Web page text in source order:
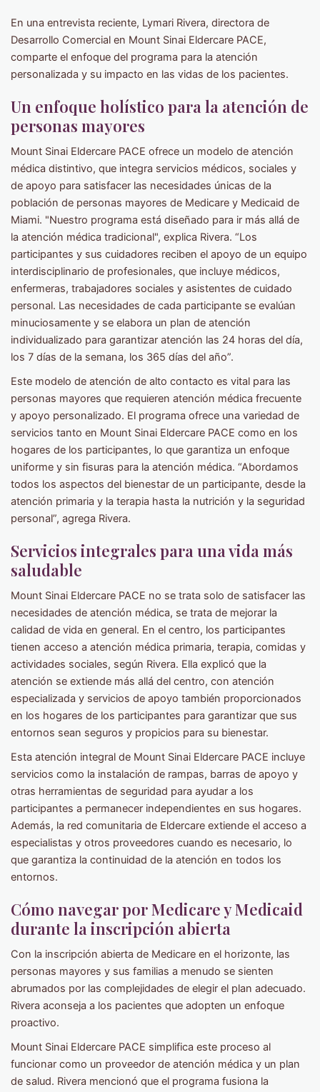
En una entrevista reciente, Lymari Rivera, directora de
Desarrollo Comercial en Mount Sinai Eldercare PACE,
comparte el enfoque del programa para la atención
personalizada y su impacto en las vidas de los pacientes.
Un enfoque holístico para la atención de
personas mayores
Mount Sinai Eldercare PACE ofrece un modelo de atención
médica distintivo, que integra servicios médicos, sociales y
de apoyo para satisfacer las necesidades únicas de la
población de personas mayores de Medicare y Medicaid de
Miami. "Nuestro programa está diseñado para ir más allá de
la atención médica tradicional", explica Rivera. “Los
participantes y sus cuidadores reciben el apoyo de un equipo
interdisciplinario de profesionales, que incluye médicos,
enfermeras, trabajadores sociales y asistentes de cuidado
personal. Las necesidades de cada participante se evalúan
minuciosamente y se elabora un plan de atención
individualizado para garantizar atención las 24 horas del día,
los 7 días de la semana, los 365 días del año”.
Este modelo de atención de alto contacto es vital para las
personas mayores que requieren atención médica frecuente
y apoyo personalizado. El programa ofrece una variedad de
servicios tanto en Mount Sinai Eldercare PACE como en los
hogares de los participantes, lo que garantiza un enfoque
uniforme y sin fisuras para la atención médica. “Abordamos
todos los aspectos del bienestar de un participante, desde la
atención primaria y la terapia hasta la nutrición y la seguridad
personal”, agrega Rivera.
Servicios integrales para una vida más
saludable
Mount Sinai Eldercare PACE no se trata solo de satisfacer las
necesidades de atención médica, se trata de mejorar la
calidad de vida en general. En el centro, los participantes
tienen acceso a atención médica primaria, terapia, comidas y
actividades sociales, según Rivera. Ella explicó que la
atención se extiende más allá del centro, con atención
especializada y servicios de apoyo también proporcionados
en los hogares de los participantes para garantizar que sus
entornos sean seguros y propicios para su bienestar.
Esta atención integral de Mount Sinai Eldercare PACE incluye
servicios como la instalación de rampas, barras de apoyo y
otras herramientas de seguridad para ayudar a los
participantes a permanecer independientes en sus hogares.
Además, la red comunitaria de Eldercare extiende el acceso a
especialistas y otros proveedores cuando es necesario, lo
que garantiza la continuidad de la atención en todos los
entornos.
Cómo navegar por Medicare y Medicaid
durante la inscripción abierta
Con la inscripción abierta de Medicare en el horizonte, las
personas mayores y sus familias a menudo se sienten
abrumados por las complejidades de elegir el plan adecuado.
Rivera aconseja a los pacientes que adopten un enfoque
proactivo.
Mount Sinai Eldercare PACE simplifica este proceso al
funcionar como un proveedor de atención médica y un plan
de salud. Rivera mencionó que el programa fusiona la